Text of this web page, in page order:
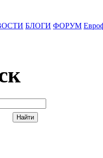
БЛОГИ ФОРУМ